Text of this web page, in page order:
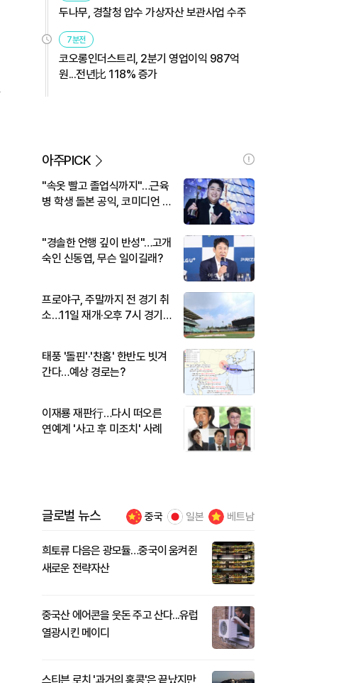
두나무, 경찰청 압수 가상자산 보관사업 수주
7분전
코오롱인더스트리, 2분기 영업이익 987억
원...전년比 118% 증가
아주PICK
"속옷 빨고 졸업식까지"…근육
병 학생 돌본 공익, 코미디언 김
"경솔한 언행 깊이 반성"…고개
숙인 신동엽, 무슨 일이길래?
프로야구, 주말까지 전 경기 취
소…11일 재개·오후 7시 경기
태풍 '돌핀'·'찬홈' 한반도 빗겨
간다…예상 경로는?
이재룡 재판行…다시 떠오른
연예계 '사고 후 미조치' 사례
글로벌 뉴스 중국 일본 베트남
희토류 다음은 광모듈…중국이 움켜쥔
새로운 전략자산
중국산 에어콘을 웃돈 주고 산다...유럽
열광시킨 메이디
스티븐 로치 '과거의 홍콩'은 끝났지만